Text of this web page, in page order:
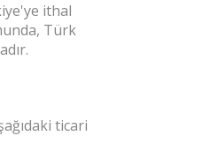
ithal
Türk
ticari